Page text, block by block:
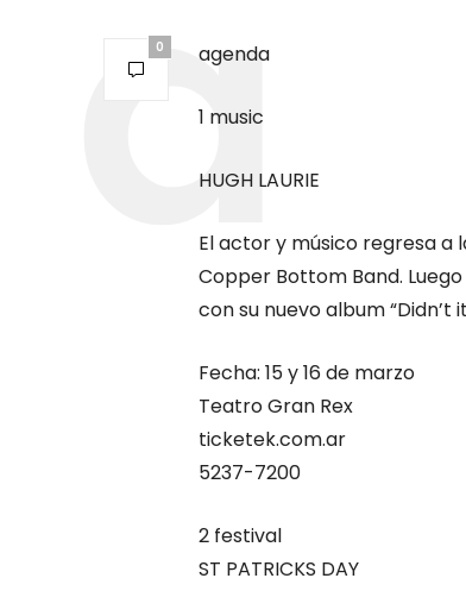
0 agenda
1 music
HUGH LAURIE
El actor y músico regresa a
Copper Bottom Band.
con su nuevo album “Didn’t
Fecha: 15 y 16 de marzo
Teatro Gran Rex
ticketek.com.ar
5237-7200
2 festival
ST PATRICKS DAY